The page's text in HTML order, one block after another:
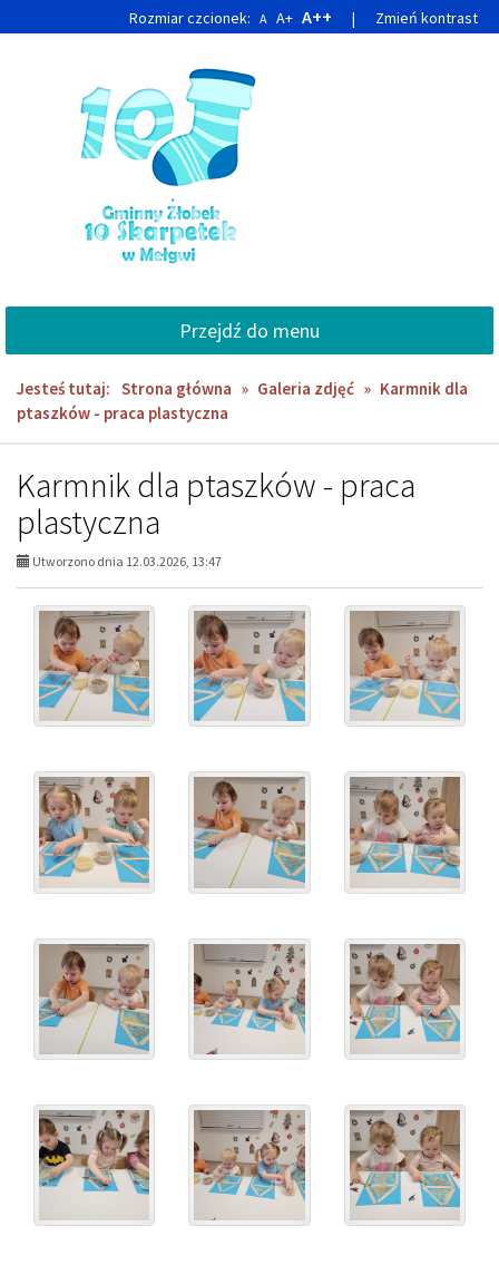
do
do
Rozmiar czcionek: A A+ A++ | Zmień kontrast
Przejdź do menu
Jesteś tutaj: Strona główna » Galeria zdjęć » Karmnik dla
ptaszków - praca plastyczna
Karmnik dla ptaszków - praca
plastyczna
Utworzono dnia 12.03.2026, 13:47